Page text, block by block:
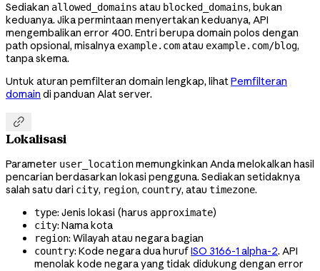
Sediakan allowed_domains atau blocked_domains, bukan
keduanya. Jika permintaan menyertakan keduanya, API
mengembalikan error 400. Entri berupa domain polos dengan
path opsional, misalnya example.comatau example.com/blog,
tanpa skema.
Untuk aturan pemfilteran domain lengkap, lihatPemfilteran
domain di panduan Alat server.

Lokalisasi
Parameter user_locationmemungkinkan Anda melokalkan hasil
pencarian berdasarkan lokasi pengguna. Sediakan setidaknya
salah satu dari city, region, country, atau timezone.
type: Jenis lokasi (harus approximate)
city: Nama kota
region: Wilayah atau negara bagian
country: Kode negara dua hurufISO 3166-1 alpha-2. API
menolak kode negara yang tidak didukung dengan error